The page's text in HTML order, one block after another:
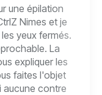
une épilation
Nimes et je
yeux fermés.
La
expliquer les
faites l'objet
aucune contre